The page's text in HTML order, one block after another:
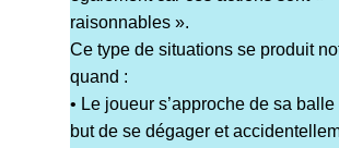
raisonnables ».
Ce type de situations se produit
quand :
• Le joueur s’approche de sa
but de se dégager et